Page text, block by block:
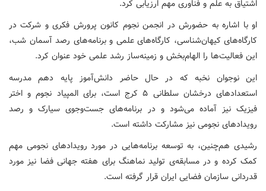
اشتیاق به علم و فناوری مهم ارزیابی کرد.
او با اشاره به حضورش در انجمن نجوم کانون پرورش فکری و شرکت در
کارگاه‌های کیهان‌شناسی، کارگاه‌های علمی و برنامه‌های رصد آسمان شب،
این فعالیت‌ها را الهام‌بخش و زمینه‌ساز رشد علمی خود عنوان کرد.
این نوجوان نخبه که در حال حاضر دانش‌آموز پایه دهم مدرسه
استعدادهای درخشان سلطانی ۵ کرج است، برای المپیاد نجوم و اختر
فیزیک نیز آماده می‌شود و در برنامه‌های جست‌وجوی سیارک و رصد
رویدادهای نجومی نیز مشارکت داشته است.
رشیدی هم‌چنین، به توسعه برنامه‌هایی در مورد رویدادهای نجومی مهم
کمک کرده و در مسابقه‌ی تولید نماهنگ برای هفته جهانی فضا نیز مورد
قدردانی سازمان فضایی ایران قرار گرفته است.